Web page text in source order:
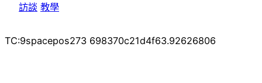
訪談 教學
TC:9spacepos273 698370c21d4f63.92626806